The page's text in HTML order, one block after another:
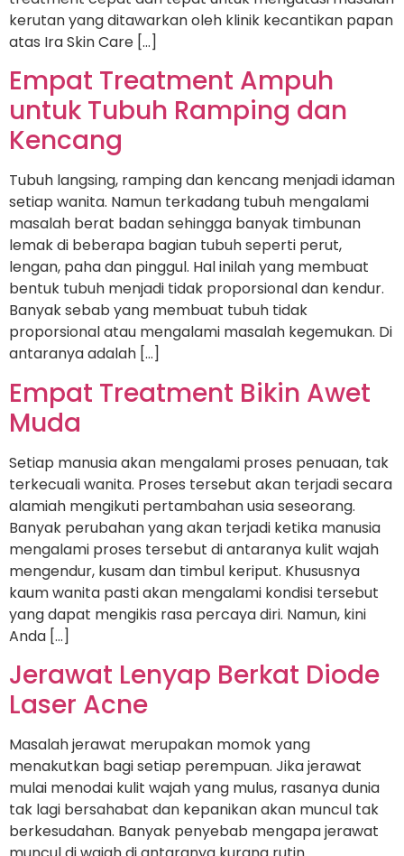
kerutan yang ditawarkan oleh klinik kecantikan papan
atas Ira Skin Care […]
Empat Treatment Ampuh
untuk Tubuh Ramping dan
Kencang
Tubuh langsing, ramping dan kencang menjadi idaman
setiap wanita. Namun terkadang tubuh mengalami
masalah berat badan sehingga banyak timbunan
lemak di beberapa bagian tubuh seperti perut,
lengan, paha dan pinggul. Hal inilah yang membuat
bentuk tubuh menjadi tidak proporsional dan kendur.
Banyak sebab yang membuat tubuh tidak
proporsional atau mengalami masalah kegemukan. Di
antaranya adalah […]
Empat Treatment Bikin Awet
Muda
Setiap manusia akan mengalami proses penuaan, tak
terkecuali wanita. Proses tersebut akan terjadi secara
alamiah mengikuti pertambahan usia seseorang.
Banyak perubahan yang akan terjadi ketika manusia
mengalami proses tersebut di antaranya kulit wajah
mengendur, kusam dan timbul keriput. Khususnya
kaum wanita pasti akan mengalami kondisi tersebut
yang dapat mengikis rasa percaya diri. Namun, kini
Anda […]
Jerawat Lenyap Berkat Diode
Laser Acne
Masalah jerawat merupakan momok yang
menakutkan bagi setiap perempuan. Jika jerawat
mulai menodai kulit wajah yang mulus, rasanya dunia
tak lagi bersahabat dan kepanikan akan muncul tak
berkesudahan. Banyak penyebab mengapa jerawat